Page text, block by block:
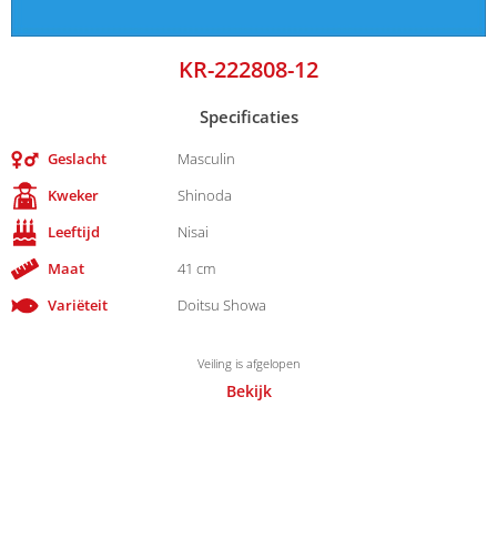
KR-222808-12
Specificaties
Geslacht
Masculin
Kweker
Shinoda
Leeftijd
Nisai
Maat
41 cm
Variëteit
Doitsu Showa
Veiling is afgelopen
Bekijk